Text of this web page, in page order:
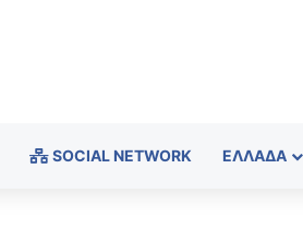
SOCIAL NETWORK ΕΛΛΆΔΑ